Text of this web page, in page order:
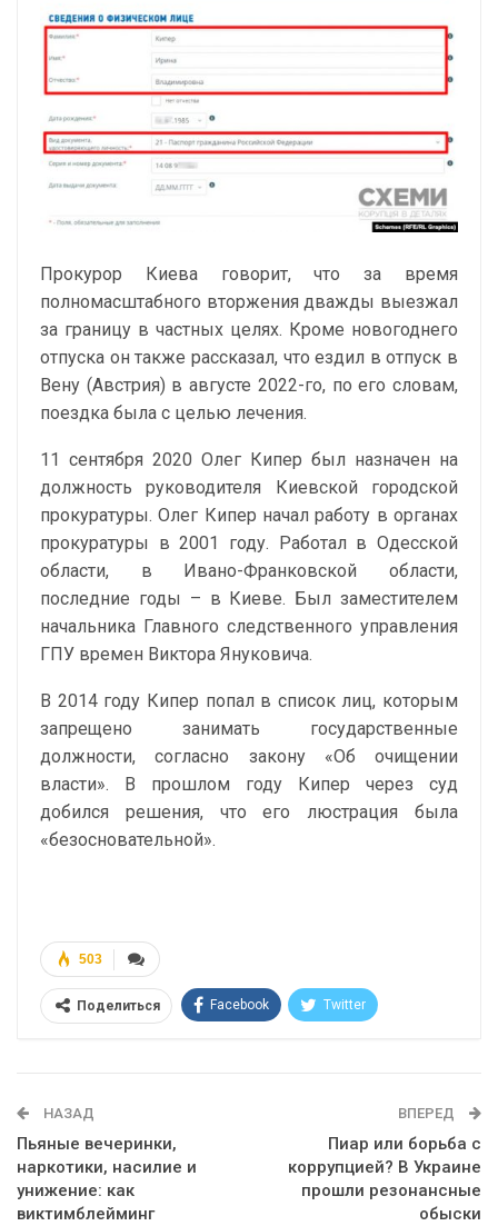
Прокурор Киева говорит, что за время
полномасштабного вторжения дважды выезжал
за границу в частных целях. Кроме новогоднего
отпуска он также рассказал, что ездил в отпуск в
Вену (Австрия) в августе 2022-го, по его словам,
поездка была с целью лечения.
11 сентября 2020 Олег Кипер был назначен на
должность руководителя Киевской городской
прокуратуры. Олег Кипер начал работу в органах
прокуратуры в 2001 году. Работал в Одесской
области, в Ивано-Франковской области,
последние годы – в Киеве. Был заместителем
начальника Главного следственного управления
ГПУ времен Виктора Януковича.
В 2014 году Кипер попал в список лиц, которым
запрещено занимать государственные
должности, согласно закону «Об очищении
власти». В прошлом году Кипер через суд
добился решения, что его люстрация была
«безосновательной».
503
Поделиться Facebook Twitter
НАЗАД
Пьяные вечеринки,
наркотики, насилие и
унижение: как
виктимблейминг
ВПЕРЕД
Пиар или борьба с
коррупцией? В Украине
прошли резонансные
обыски